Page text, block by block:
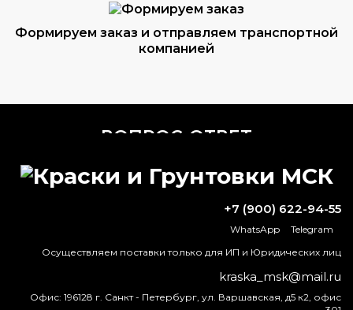
Формируем заказ и отправляем транспортной
компанией
ВОПРОС-ОТВЕТ
Какой растворитель нужен для
В чем разница между эмалью и
краской?
Какой грунт по ржавчине лучше?
+7 (900) 622-94-55
WhatsApp
Telegram
Осуществляем поставки только для ИП и Юридических лиц
kraska_msk@mail.ru
Офис: 196128 г. Санкт - Петербург, ул. Варшавская, д5 к2, офис